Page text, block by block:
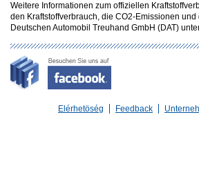
Weitere Informationen zum offiziellen
den Kraftstoffverbrauch, die CO2-Emissionen
Deutschen Automobil Treuhand GmbH (DAT)
Elérhetöség Feedback